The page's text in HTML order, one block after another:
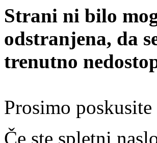
Strani ni bilo
odstranjena, da
trenutno
Prosimo poskusite
Če ste spletni